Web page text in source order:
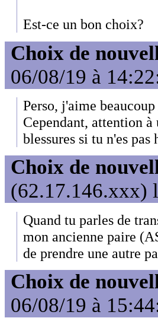
Est-ce un bon choix?
Choix de
06/08/19 à
Perso, j'aime
Cependant, attention
blessures si tu n'es
Choix de
(62.17.146.xxx)
Quand tu parles de
mon ancienne paire
de prendre une autre
Choix de
06/08/19 à